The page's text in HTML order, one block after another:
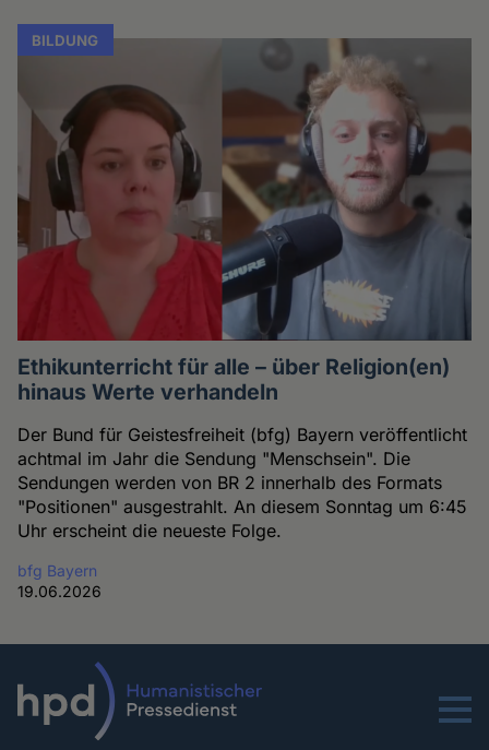
BILDUNG
Ethikunterricht für alle – über Religion(en)
hinaus Werte verhandeln
Der Bund für Geistesfreiheit (bfg) Bayern veröffentlicht
achtmal im Jahr die Sendung "Menschsein". Die
Sendungen werden von BR 2 innerhalb des Formats
"Positionen" ausgestrahlt. An diesem Sonntag um 6:45
Uhr erscheint die neueste Folge.
bfg Bayern
19.06.2026
Menu